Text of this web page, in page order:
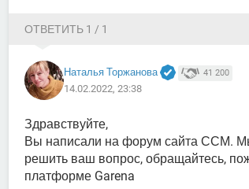
ОТВЕТИТЬ 1 / 1
Наталья Торжанова 41 200
14.02.2022, 23:38
Здравствуйте,
Вы написали на форум сайта ССМ.
решить ваш вопрос, обращайтесь,
платформе Garena